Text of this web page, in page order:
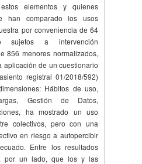
elementos y quienes
han comparado los usos
por conveniencia de 64
sujetos a intervención
856 menores normalizados,
aplicación de un cuestionario
registral 01/2018/592)
Hábitos de uso,
Gestión de Datos,
ha mostrado un uso
colectivos, pero con una
en riesgo a autopercibir
Entre los resultados
por un lado, que los y las